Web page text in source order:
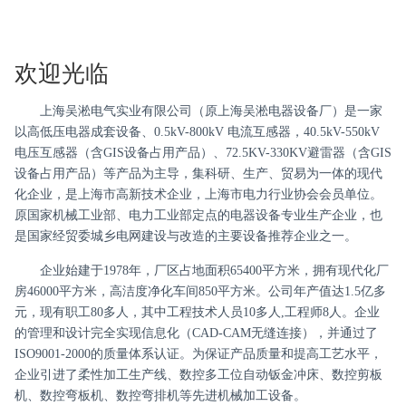
欢迎光临
上海吴淞电气实业有限公司（原上海吴淞电器设备厂）是一家
以高低压电器成套设备、0.5kV-800kV 电流互感器，40.5kV-550kV
电压互感器（含GIS设备占用产品）、72.5KV-330KV避雷器（含GIS
设备占用产品）等产品为主导，集科研、生产、贸易为一体的现代
化企业，是上海市高新技术企业，上海市电力行业协会会员单位。
原国家机械工业部、电力工业部定点的电器设备专业生产企业，也
是国家经贸委城乡电网建设与改造的主要设备推荐企业之一。
企业始建于1978年，厂区占地面积65400平方米，拥有现代化厂
房46000平方米，高洁度净化车间850平方米。公司年产值达1.5亿多
元，现有职工80多人，其中工程技术人员10多人,工程师8人。企业
的管理和设计完全实现信息化（CAD-CAM无缝连接），并通过了
ISO9001-2000的质量体系认证。为保证产品质量和提高工艺水平，
企业引进了柔性加工生产线、数控多工位自动钣金冲床、数控剪板
机、数控弯板机、数控弯排机等先进机械加工设备。